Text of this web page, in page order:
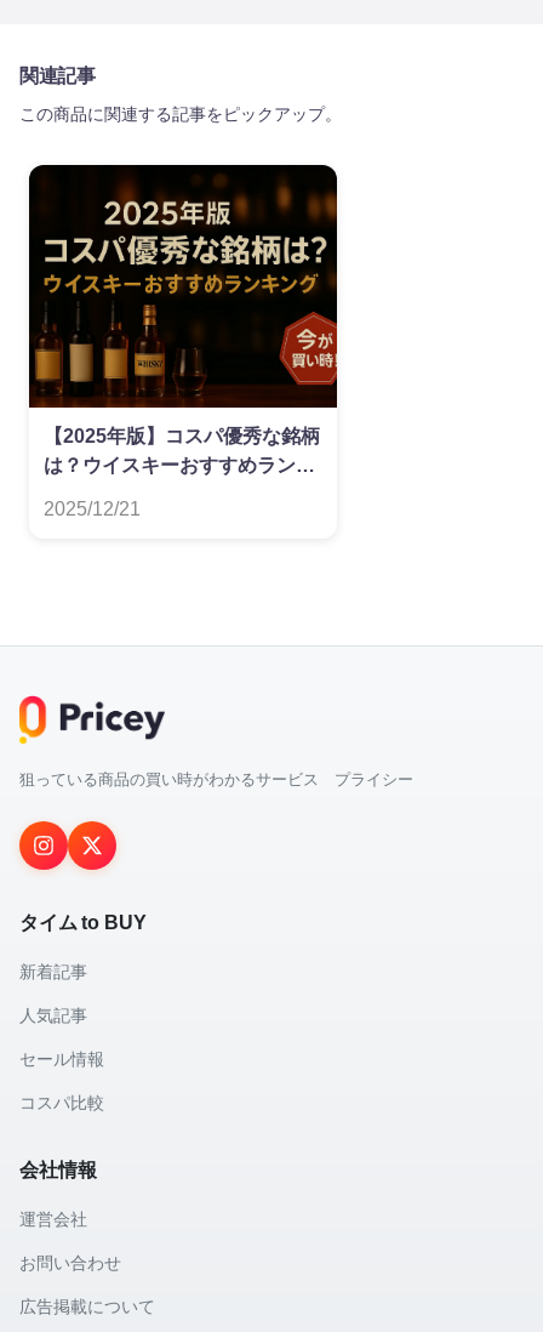
関連記事
この商品に関連する記事をピックアップ。
【2025年版】コスパ優秀な銘柄
は？ウイスキーおすすめランキ
2025/12/21
狙っている商品の買い時がわかるサービス プライシー
タイム to BUY
新着記事
人気記事
セール情報
コスパ比較
会社情報
運営会社
お問い合わせ
広告掲載について